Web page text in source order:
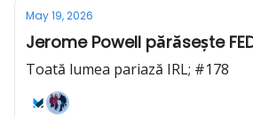
May 19, 2026
Jerome Powell părăsește
Toată lumea pariază IRL; #178